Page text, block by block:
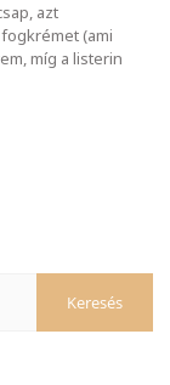
azt
(ami
míg a listerin